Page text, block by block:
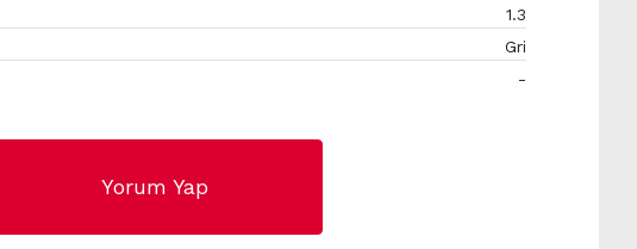
1.3
Gri
-
Yorum Yap